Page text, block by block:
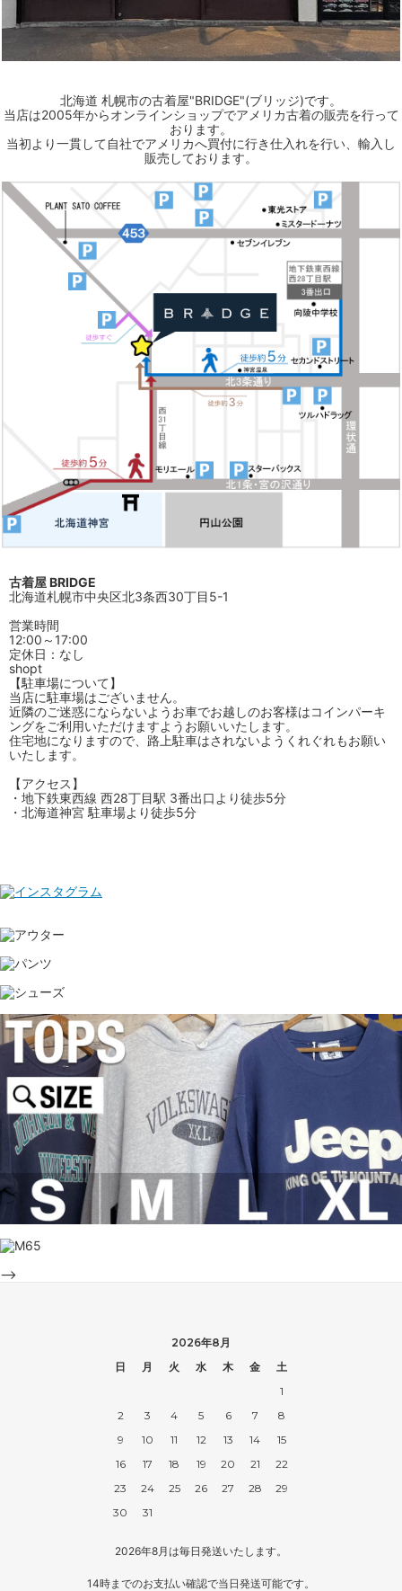
北海道 札幌市の古着屋"BRIDGE"(ブリッジ)です。
当店は2005年からオンラインショップでアメリカ古着の販売を行って
おります。
当初より一貫して自社でアメリカへ買付に行き仕入れを行い、輸入し
販売しております。
古着屋 BRIDGE
北海道札幌市中央区北3条西30丁目5-1
営業時間
12:00～17:00
定休日：なし
shopt
【駐車場について】
当店に駐車場はございません。
近隣のご迷惑にならないようお車でお越しのお客様はコインパーキ
ングをご利用いただけますようお願いいたします。
住宅地になりますので、路上駐車はされないようくれぐれもお願い
いたします。
【アクセス】
・地下鉄東西線 西28丁目駅 3番出口より徒歩5分
・北海道神宮 駐車場より徒歩5分
-->
2026年8月
日
月 火 水 木 金
土
1
2
3 4 5 6 7
8
9
10 11 12 13 14
15
16
17 18 19 20 21
22
23
24 25 26 27 28
29
30
31
2026年8月は毎日発送いたします。
14時までのお支払い確認で当日発送可能です。